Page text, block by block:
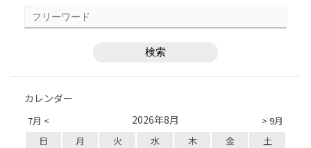
カレンダー
7月 < > 9月
2026年8月
日 月 火 水 木 金
土